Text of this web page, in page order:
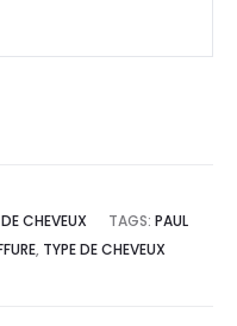
CHEVEUX TAGS: PAUL
, TYPE DE CHEVEUX